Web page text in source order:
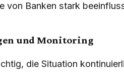
von Banken stark
und Monitoring
die Situation